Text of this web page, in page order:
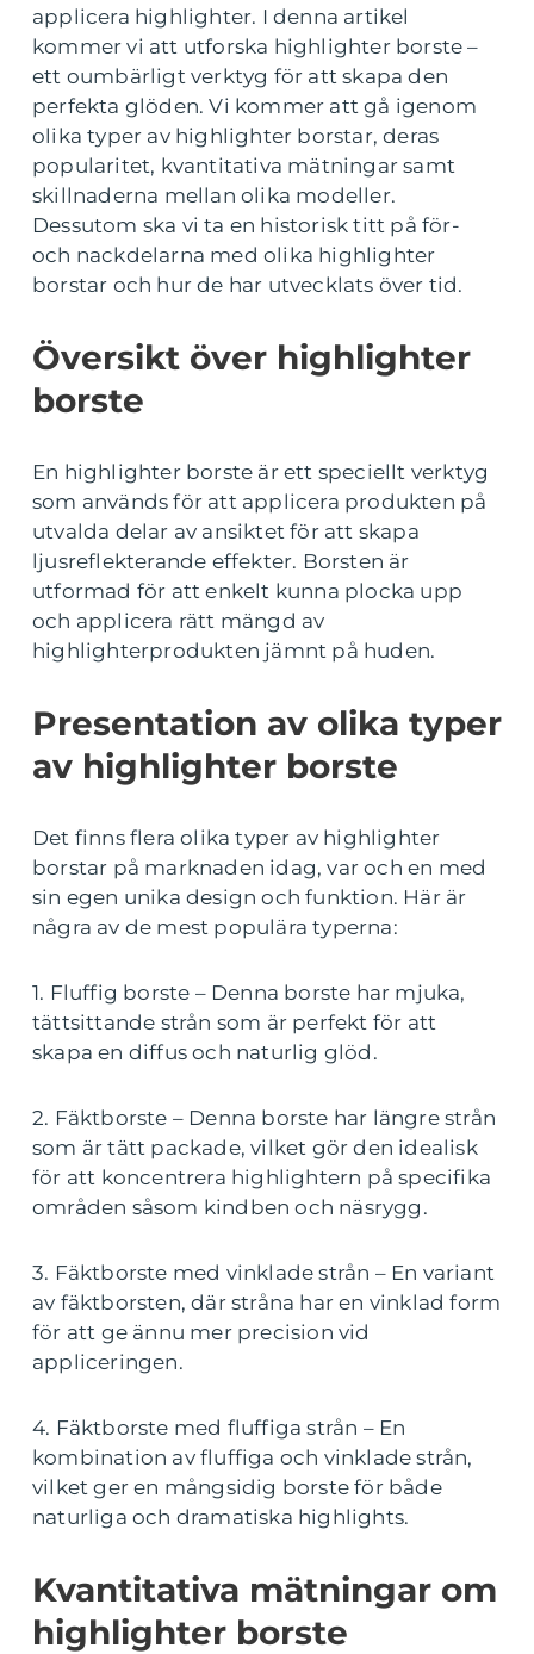
applicera highlighter. I denna artikel
kommer vi att utforska highlighter borste –
ett oumbärligt verktyg för att skapa den
perfekta glöden. Vi kommer att gå igenom
olika typer av highlighter borstar, deras
popularitet, kvantitativa mätningar samt
skillnaderna mellan olika modeller.
Dessutom ska vi ta en historisk titt på för-
och nackdelarna med olika highlighter
borstar och hur de har utvecklats över tid.
Översikt över highlighter
borste
En highlighter borste är ett speciellt verktyg
som används för att applicera produkten på
utvalda delar av ansiktet för att skapa
ljusreflekterande effekter. Borsten är
utformad för att enkelt kunna plocka upp
och applicera rätt mängd av
highlighterprodukten jämnt på huden.
Presentation av olika typer
av highlighter borste
Det finns flera olika typer av highlighter
borstar på marknaden idag, var och en med
sin egen unika design och funktion. Här är
några av de mest populära typerna:
1. Fluffig borste – Denna borste har mjuka,
tättsittande strån som är perfekt för att
skapa en diffus och naturlig glöd.
2. Fäktborste – Denna borste har längre strån
som är tätt packade, vilket gör den idealisk
för att koncentrera highlightern på specifika
områden såsom kindben och näsrygg.
3. Fäktborste med vinklade strån – En variant
av fäktborsten, där stråna har en vinklad form
för att ge ännu mer precision vid
appliceringen.
4. Fäktborste med fluffiga strån – En
kombination av fluffiga och vinklade strån,
vilket ger en mångsidig borste för både
naturliga och dramatiska highlights.
Kvantitativa mätningar om
highlighter borste